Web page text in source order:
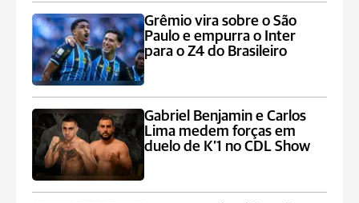
Grêmio vira sobre o São
Paulo e empurra o Inter
para o Z4 do Brasileiro
Gabriel Benjamin e Carlos
Lima medem forças em
duelo de K’1 no CDL Show